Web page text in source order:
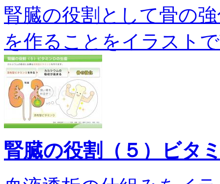
腎臓の役割として骨の
を作ることをイラスト
腎臓の役割（５）ビタ